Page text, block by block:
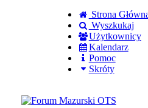
Strona
Wyszkukaj
Użytkownicy
Kalendarz
Pomoc
Skróty